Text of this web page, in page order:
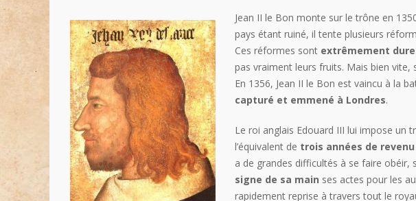
Jean II le Bon monte sur le trône en
pays étant ruiné, il tente plusieurs
Ces réformes sont extrêmement
pas vraiment leurs fruits. Mais bien
En 1356, Jean II le Bon est vaincu à la
capturé et emmené à Londres.
Le roi anglais Edouard III lui impose un
l’équivalent de trois années de
a de grandes difficultés à se faire obéir,
signe de sa main ses actes pour les
rapidement reprise à travers tout le